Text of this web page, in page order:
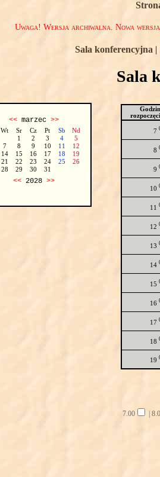
Uwaga! Wersja archiwalna. Nowa
Sala konferencyjna |
Sala
<<marzec >>
Wt Sr Cz Pt Sb
Nd
1
2 3 4
5
7 8 9 10 11
12
14 15 16 17 18
19
21 22 23 24 25
26
28 29 30 31
<<2028 >>
7
8
9
10
11
12
13
14
15
16
17
18
19
7.00